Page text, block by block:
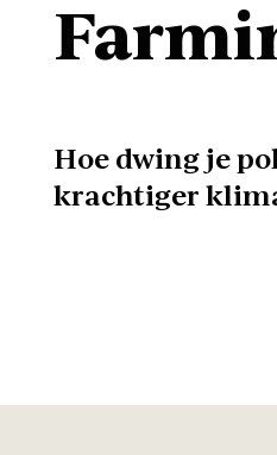
Hoe dwing je
krachtiger